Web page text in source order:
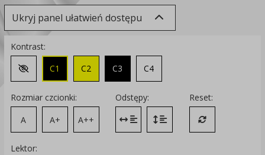
Ukryj panel ułatwień dostępu
Kontrast:
Zmień kontrast na domyślny
C1 C2 C3 C4
Rozmiar czcionki:
A
A+ A++
Odstępy:
Zmień odstęp między literami
Zmień interlinię i margines
Reset:
Przywróć
Lektor: